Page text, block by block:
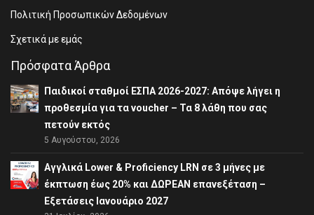
Πολιτική Προσωπικών Δεδομένων
Σχετικά με εμάς
Πρόσφατα Άρθρα
Παιδικοί σταθμοί ΕΣΠΑ 2026-2027: Απόψε λήγει η
προθεσμία για τα voucher – Τα 8 λάθη που σας
πετούν εκτός
5 Αυγούστου, 2026
Αγγλικά Lower & Proficiency LRN σε 3 μήνες με
έκπτωση έως 20% και ΔΩΡΕΑΝ επανεξέταση –
Εξετάσεις Ιανουάριο 2027